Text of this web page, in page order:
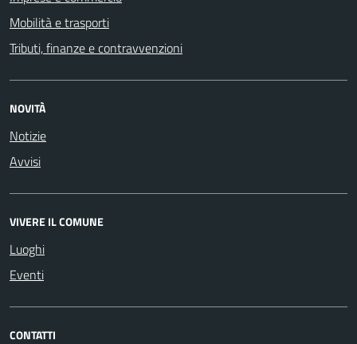
Mobilità e trasporti
Tributi, finanze e contravvenzioni
NOVITÀ
Notizie
Avvisi
VIVERE IL COMUNE
Luoghi
Eventi
CONTATTI